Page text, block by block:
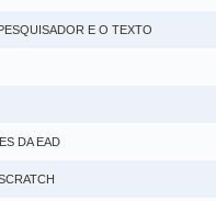
E O TEXTO
DA EAD